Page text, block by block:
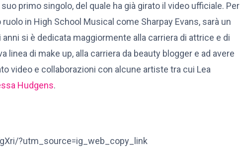
primo singolo, del quale ha già girato il video ufficiale. Per
in High School Musical come Sharpay Evans, sarà un
si è dedicata maggiormente alla carriera di attrice e di
linea di make up, alla carriera da beauty blogger e ad avere
video e collaborazioni con alcune artiste tra cui Lea
Hudgens.
?utm_source=ig_web_copy_link